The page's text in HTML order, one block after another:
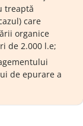
treaptă
care
organice
de 2.000 l.e;
de epurare a